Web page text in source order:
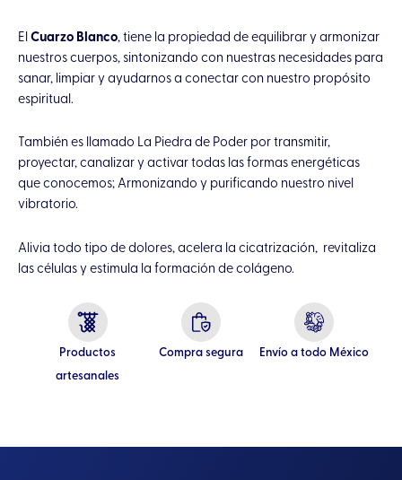
El Cuarzo Blanco, tiene la propiedad de equilibrar y armonizar
nuestros cuerpos, sintonizando con nuestras necesidades para
sanar, limpiar y ayudarnos a conectar con nuestro propósito
espiritual.
También es llamado La Piedra de Poder por transmitir,
proyectar, canalizar y activar todas las formas energéticas
que conocemos; Armonizando y purificando nuestro nivel
vibratorio.
Alivia todo tipo de dolores, acelera la cicatrización, revitaliza
las células y estimula la formación de colágeno.
Productos
artesanales
Compra segura Envío a todo México